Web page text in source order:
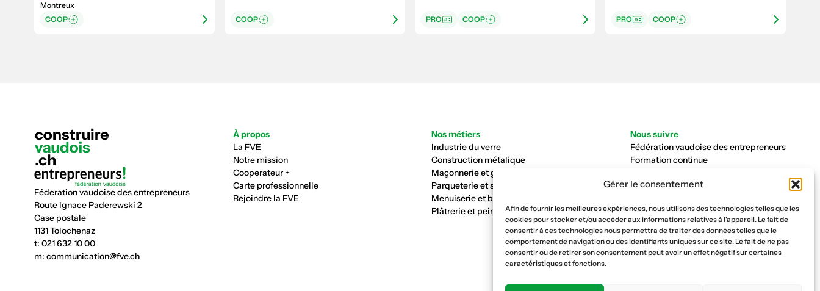
Gérer le consentement
Afin de fournir les meilleures expériences, nous utilisons des technologies telles que les
cookies pour stocker et/ou accéder aux informations relatives à l'appareil. Le fait de
consentir à ces technologies nous permettra de traiter des données telles que le
comportement de navigation ou des identifiants uniques sur ce site. Le fait de ne pas
consentir ou de retirer son consentement peut avoir un effet négatif sur certaines
caractéristiques et fonctions.
Montreux
COOP
COOP PRO COOP PRO COOP
Féderation vaudoise des entrepreneurs
Route Ignace Paderewski 2
Case postale
1131 Tolochenaz
t: 021 632 10 00
m: communication@fve.ch
À propos
La FVE
Notre mission
Cooperateur +
Carte professionnelle
Rejoindre la FVE
Nos métiers
Industrie du verre
Construction métalique
Maçonnerie et génie civil
Parqueterie et sols
Menuiserie et bois
Plâtrerie et peinture
Nous suivre
Fédération vaudoise des entrepreneurs
Formation continue
Caisse AVS 66.1